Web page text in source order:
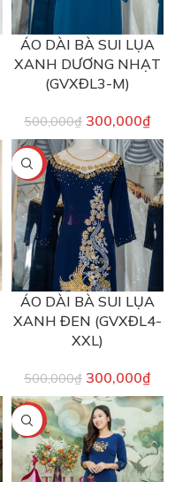
ÁO DÀI BÀ SUI LỤA
XANH DƯƠNG NHẠT
(GVXĐL3-M)
500,000₫ 300,000₫
-40%
ÁO DÀI BÀ SUI LỤA
XANH ĐEN (GVXĐL4-
XXL)
500,000₫ 300,000₫
-40%